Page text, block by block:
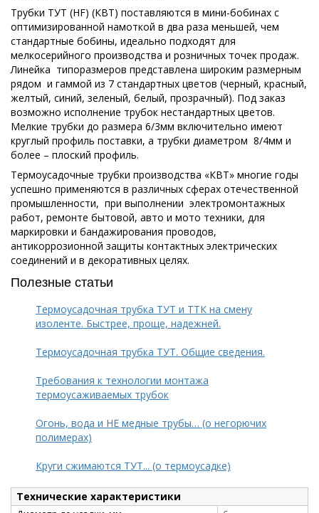
Трубки ТУТ (HF) (КВТ) поставляются в мини-бобинах с
оптимизированной намоткой в два раза меньшей, чем
стандартные бобины, идеально подходят для
мелкосерийного производства и розничных точек продаж.
Линейка типоразмеров представлена широким размерным
рядом и гаммой из 7 стандартных цветов (черный, красный,
желтый, синий, зеленый, белый, прозрачный). Под заказ
возможно исполнение трубок нестандартных цветов.
Мелкие трубки до размера 6/3мм включительно имеют
круглый профиль поставки, а трубки диаметром 8/4мм и
более – плоский профиль.
Термоусадочные трубки производства «КВТ» многие годы
успешно применяются в различных сферах отечественной
промышленности, при выполнении электромонтажных
работ, ремонте бытовой, авто и мото техники, для
маркировки и бандажирования проводов,
антикоррозионной защиты контактных электрических
соединений и в декоративных целях.
Полезные статьи
Термоусадочная трубка ТУТ и ТТК на смену
изоленте. Быстрее, проще, надежней.
Термоусадочная трубка ТУТ. Общие сведения.
Требования к технологии монтажа
термоусаживаемых трубок
Огонь, вода и НЕ медные трубы… (о негорючих
полимерах)
Круги сжимаются ТУТ... (о термоусадке)
Технические характеристики